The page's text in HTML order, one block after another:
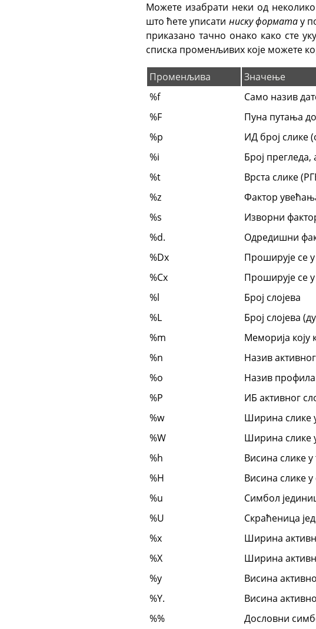
Можете изабрати неки од
што ћете уписати ниску форматау
приказано тачно онако како сте
списка променљивих које можете
Променљива
Значење
%f
Само назив
%F
Пуна путања
%p
ИД број слике
%i
Број
%t
Врста слике
%z
Фактор
%s
Изворни
%d.
Одредишни
%Dx
Проширује се
%Cx
Проширује се
%l
Број слојева
%L
Број слојева
%m
Меморија коју
%n
Назив
%o
Назив профила
%P
ИБ активног
%w
Ширина слике
%W
Ширина слике
%h
Висина слике
%H
Висина слике
%u
Симбол
%U
Скраћеница
%x
Ширина
%X
Ширина
%y
Висина
%Y.
Висина
%%
Дословни